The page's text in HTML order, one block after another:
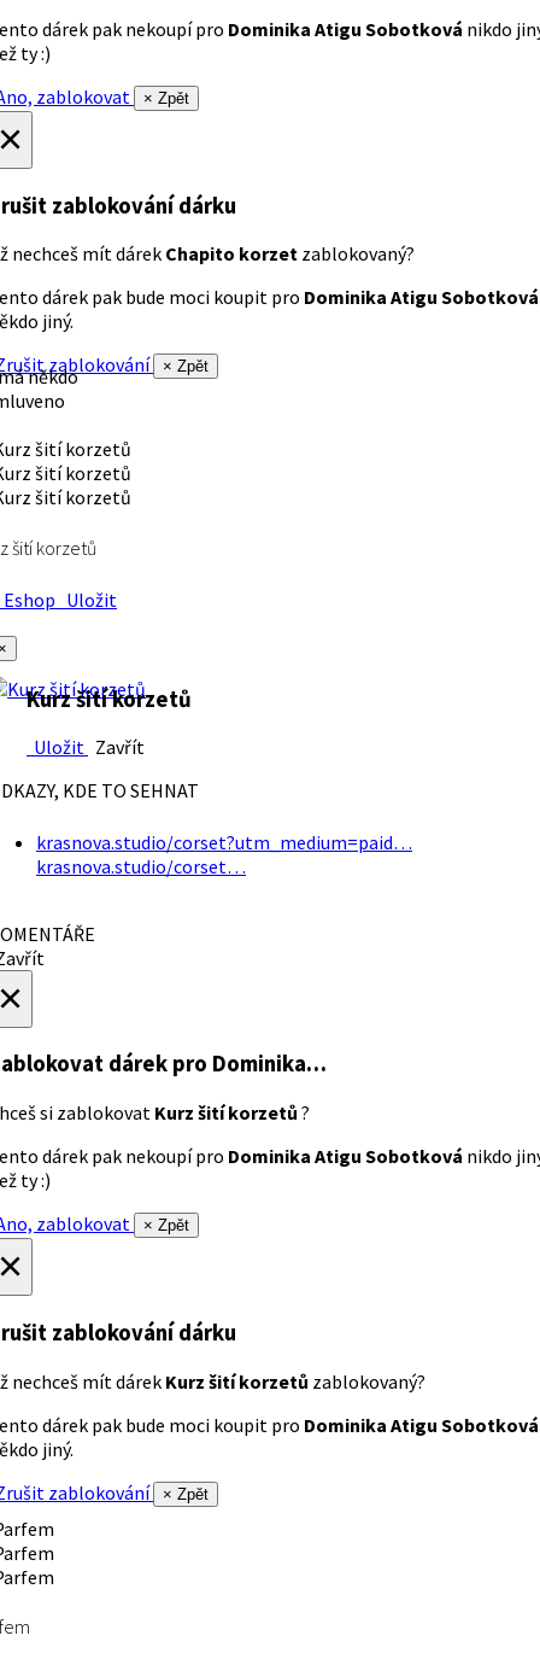
dárek pak nekoupí pro Dominika Atigu Sobotková nikdo
ty :)
zablokovat
× Zpět
zablokování dárku
nechceš mít dárek Chapito korzet zablokovaný?
dárek pak bude moci koupit pro Dominika Atigu Sobotková
jiný.
zablokování
× Zpět
někdo
šití korzetů
Uložit
Kurz šití korzetů
Uložit Zavřít
KDE TO SEHNAT
krasnova.studio/corset?utm_medium=paid…
krasnova.studio/corset…
dárek pro Dominika…
si zablokovat Kurz šití korzetů ?
dárek pak nekoupí pro Dominika Atigu Sobotková nikdo
ty :)
zablokovat
× Zpět
zablokování dárku
nechceš mít dárek Kurz šití korzetů zablokovaný?
dárek pak bude moci koupit pro Dominika Atigu Sobotková
jiný.
zablokování
× Zpět